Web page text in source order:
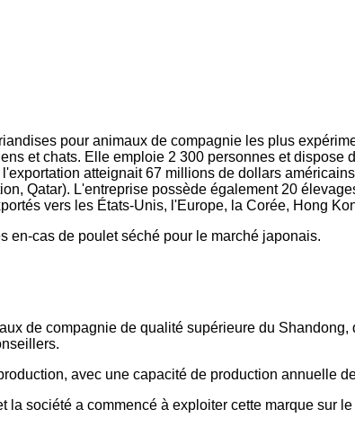
pour animaux de compagnie les plus
et chats. Elle emploie 2 300 personnes et dispose
atteignait 67 millions de dollars
Qatar). L'entreprise possède également 20
vers les États-Unis, l'Europe, la Corée, Hong
en-cas de poulet séché pour le marché japonais.
de compagnie de qualité supérieure du
avec une capacité de production annuelle
la société a commencé à exploiter cette marque sur